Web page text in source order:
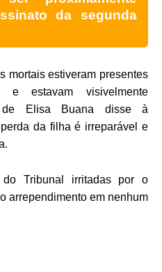
da segunda
mortais estiveram presentes
estavam visivelmente
de Elisa Buana disse à
da filha é irreparável e
Tribunal irritadas por o
arrependimento em nenhum